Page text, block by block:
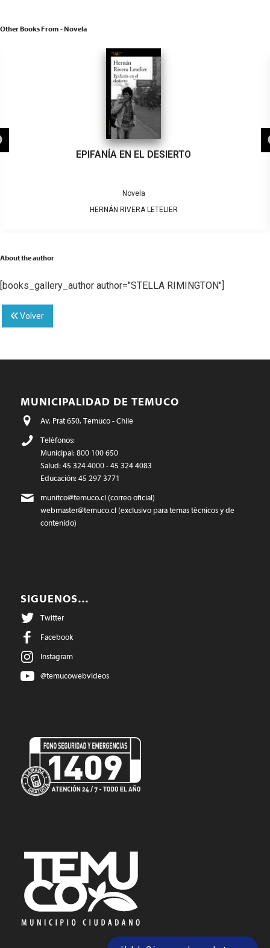
Other Books From - Novela
EPIFANÍA EN EL DESIERTO
Novela
HERNÁN RIVERA LETELIER
About the author
[books_gallery_author author="STELLA RIMINGTON"]
Volver
MUNICIPALIDAD DE TEMUCO
Av. Prat 650, Temuco - Chile
Teléfonos:
Municipal: 800 100 650
Salud: 45 324 4000 - 45 324 4083
Educación: 45 297 3771
munitco@temuco.cl(correo oficial)
webmaster@temuco.cl(exclusivo para temas técnicos y de
contenido)
SIGUENOS…
Twitter
Facebook
Instagram
@temucowebvideos